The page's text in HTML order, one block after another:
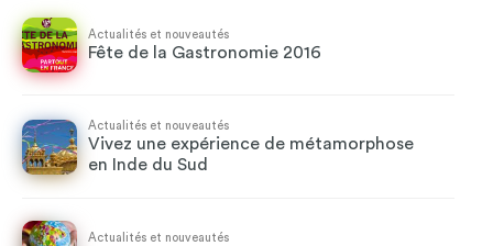
Actualités et nouveautés
Fête de la Gastronomie 2016
Actualités et nouveautés
Vivez une expérience de métamorphose
en Inde du Sud
Actualités et nouveautés